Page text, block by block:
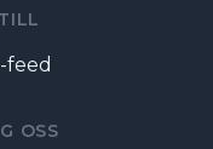
feed
OSS